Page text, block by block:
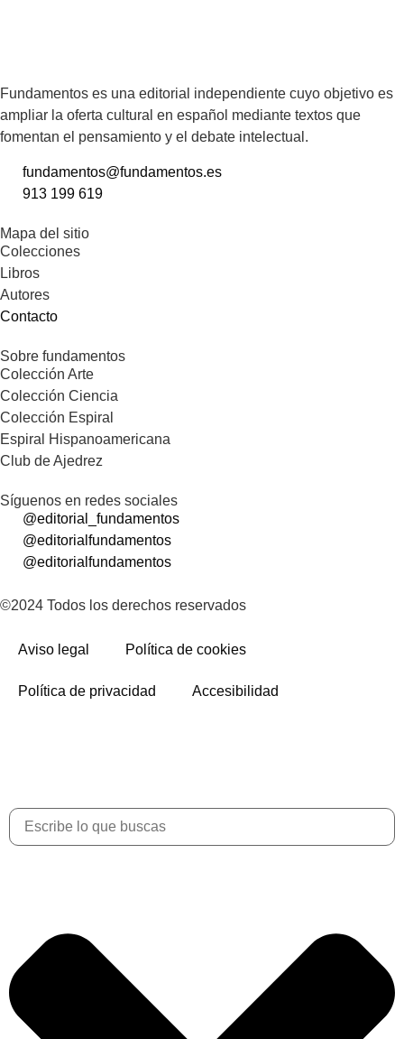
Fundamentos es una editorial independiente cuyo objetivo es
ampliar la oferta cultural en español mediante textos que
fomentan el pensamiento y el debate intelectual.
fundamentos@fundamentos.es
913 199 619
Mapa del sitio
Colecciones
Libros
Autores
Contacto
Sobre fundamentos
Colección Arte
Colección Ciencia
Colección Espiral
Espiral Hispanoamericana
Club de Ajedrez
Síguenos en redes sociales
@editorial_fundamentos
@editorialfundamentos
@editorialfundamentos
©2024 Todos los derechos reservados
Aviso legal Política de cookies
Política de privacidad Accesibilidad